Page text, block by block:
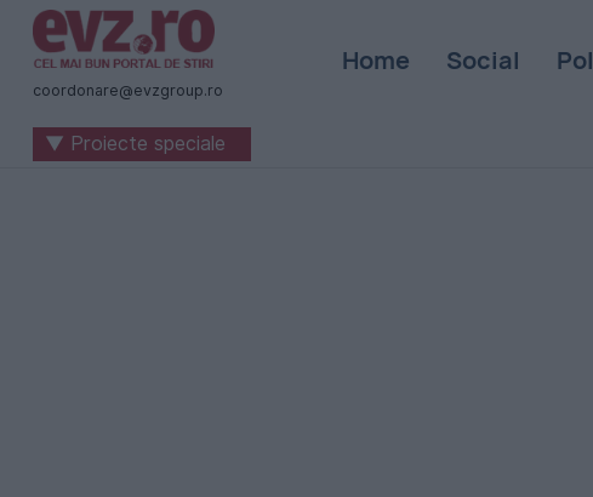
Știri
naționale
internaționale
coordonare@evzgroup.ro
Home Social
▼ Proiecte speciale